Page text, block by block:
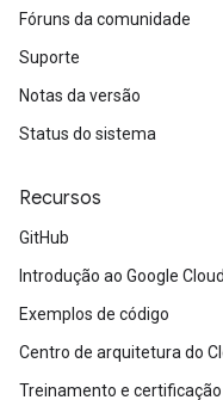
Fóruns da comunidade
Suporte
Notas da versão
Status do sistema
Recursos
GitHub
Introdução ao Google Cloud
Exemplos de código
Centro de arquitetura do
Treinamento e certificação